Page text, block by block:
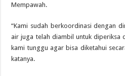
Mempawah.
“Kami sudah berkoordinasi dengan
air juga telah diambil untuk diperiksa
kami tunggu agar bisa diketahui
katanya.